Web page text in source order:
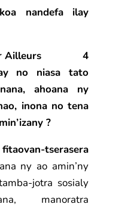
nandefa ilay
4
no niasa tato
ahoana ny
inona no tena
?
tserasera
ny ao amin’ny
jotra sosialy
manoratra